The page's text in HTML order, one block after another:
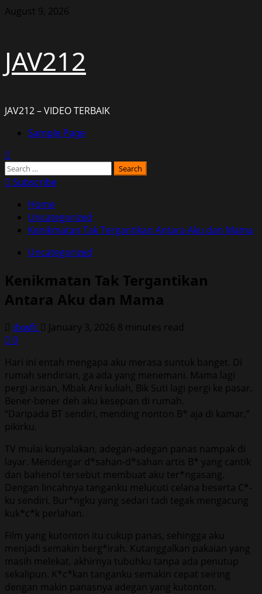
Skip
August 9, 2026
JAV212
JAV212 – VIDEO TERBAIK
PrimarySample Page
Search
for:Subscribe
Home
Uncategorized
Kenikmatan Tak Tergantikan Antara Aku dan Mama
Uncategorized
Kenikmatan Tak Tergantikan
Antara Aku dan Mama
dxwfc January 3, 2026 8 minutes read
0
Hari ini entah mengapa aku merasa suntuk banget. Di
rumah sendirian, ga ada yang menemani. Mama lagi
pergi arisan, Mbak Ani kuliah, Bik Suti lagi pergi ke pasar.
Bener-bener deh aku kesepian di rumah.
“Daripada BT sendiri, mending nonton B* aja di kamar,”
pikirku.
TV mulai kunyalakan, adegan-adegan panas nampak di
layar. Mendengar d*sahan-d*sahan artis B* yang cantik
dan bahenol tersebut membuat aku ter*ngasang.
Dengan lincahnya tanganku melucuti celana beserta C*-
ku sendiri. Bur*ngku yang sedari tadi tegak mengacung
kuk*c*k perlahan.
Film yang kutonton itu cukup panas, sehingga aku
menjadi semakin berg*irah. Kutanggalkan pakaian yang
masih melekat, akhirnya tubuhku tanpa ada penutup
sekalipun. K*c*kan tanganku semakin cepat seiring
dengan makin panasnya adegan yang kutonton.